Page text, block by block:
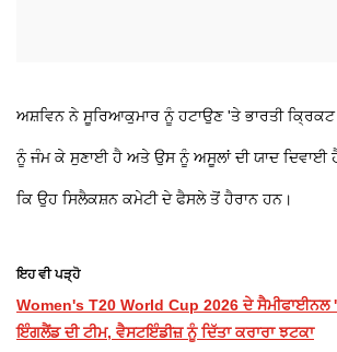
ਅਸ਼ਵਿਨ ਨੇ ਸੂਰਿਆਕੁਮਾਰ ਨੂੰ ਹਟਾਉਣ 'ਤੇ ਭਾਰਤੀ
ਨੂੰ ਜੰਮ ਕੇ ਸੁਣਾਈ ਹੈ ਅਤੇ ਉਸ ਨੂੰ ਅਸੂਲਾਂ ਦੀ ਯਾਦ ਦਿਵਾਈ
ਕਿ ਉਹ ਸਿਲੈਕਸ਼ਨ ਕਮੇਟੀ ਦੇ ਫੈਸਲੇ ਤੋਂ ਹੈਰਾਨ ਹਨ।
ਇਹ ਵੀ ਪੜ੍ਹੋ
Women's T20 World Cup 2026 ਦੇ ਸੈਮੀਫਾਈਨਲ
ਇੰਗਲੈਂਡ ਦੀ ਟੀਮ, ਵੈਸਟਇੰਡੀਜ਼ ਨੂੰ ਦਿੱਤਾ ਕਰਾਰਾ ਝਟਕਾ